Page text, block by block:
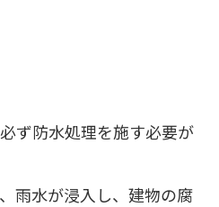
ず防水処理を施す必要が
雨水が浸入し、建物の腐